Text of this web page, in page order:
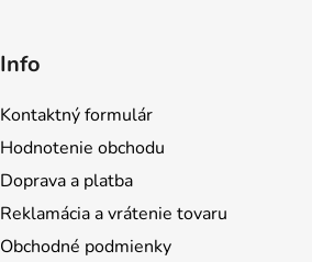
Info
Kontaktný formulár
Hodnotenie obchodu
Doprava a platba
Reklamácia a vrátenie tovaru
Obchodné podmienky